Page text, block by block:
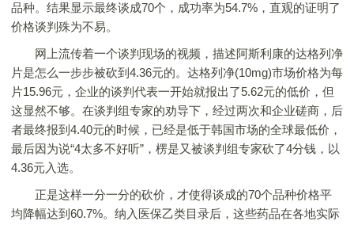
品种。结果显示最终谈成70个，成功率为54.7%，直观的证明了
价格谈判殊为不易。
网上流传着一个谈判现场的视频，描述阿斯利康的达格列净
片是怎么一步步被砍到4.36元的。达格列净(10mg)市场价格为每
片15.96元，企业的谈判代表一开始就报出了5.62元的低价，但
这显然不够。在谈判组专家的劝导下，经过两次和企业磋商，后
者最终报到4.40元的时候，已经是低于韩国市场的全球最低价，
最后因为说“4太多不好听”，楞是又被谈判组专家砍了4分钱，以
4.36元入选。
正是这样一分一分的砍价，才使得谈成的70个品种价格平
均降幅达到60.7%。纳入医保乙类目录后，这些药品在各地实际